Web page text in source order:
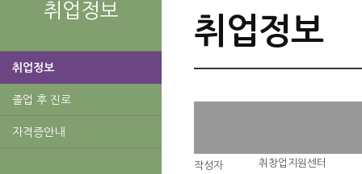
취업정보
취업정보
졸업 후 진로
자격증안내
취업정보
작성자 취창업지원센터